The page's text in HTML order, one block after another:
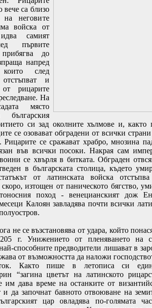
вече са близо
неговите
войска от
самият
първите
до
напред
след
отстъпват и
рицарите
На
място
си зад околните хълмове и, както
се озовават обградени от всички
Рицарите се сражават храбро, мнозина
във всички посоки. Накрая сам
се хвърля в битката. Обграден
в българската столица, където
от латинската войска
изтощен от паническото бягство,
поход - венецианският дож
Калоян завладява почти всички
не се възстановява от удара, който
г. Унижението от пленяването на
способните предводители лишават в
от възможността да наложи
Както пише в летописа си
“загина цветът на латинското
им дава време на останките от
и да започнат бавното отвоюване на
цар овладява по-голямата